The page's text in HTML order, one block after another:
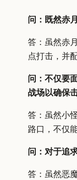
问：既然赤
答：虽然赤
点打击，并
问：不仅要
战场以确保
答：虽然小
路口，不仅
问：对于追
答：虽然恶